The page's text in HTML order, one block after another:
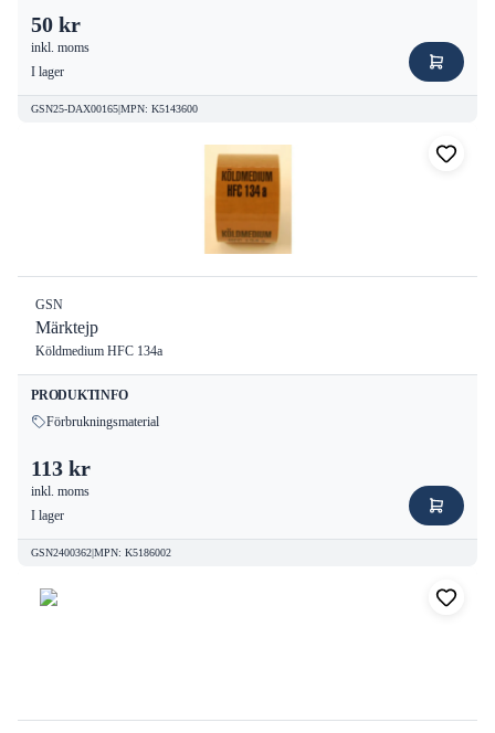
50 kr
inkl. moms
I lager
GSN25-DAX00165|MPN: K5143600
GSN
Märktejp
Köldmedium HFC 134a
PRODUKTINFO
Förbrukningsmaterial
113 kr
inkl. moms
I lager
GSN2400362|MPN: K5186002